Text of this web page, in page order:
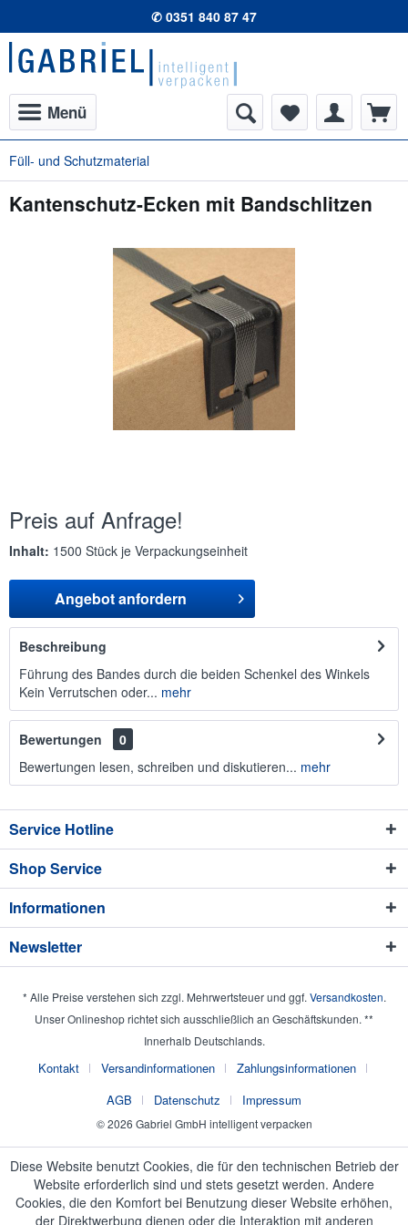
✆ 0351 840 87 47
Menü
Füll- und Schutzmaterial
Kantenschutz-Ecken mit Bandschlitzen
Preis auf Anfrage!
Inhalt: 1500 Stück je Verpackungseinheit
Angebot anfordern
Beschreibung
Führung des Bandes durch die beiden Schenkel des Winkels
Kein Verrutschen oder... mehr
Bewertungen
0
Bewertungen lesen, schreiben und diskutieren... mehr
Service Hotline
Shop Service
Informationen
Newsletter
* Alle Preise verstehen sich zzgl. Mehrwertsteuer und ggf. Versandkosten.
Unser Onlineshop richtet sich ausschließlich an Geschäftskunden. **
Innerhalb Deutschlands.
Kontakt Versandinformationen
Zahlungsinformationen
AGB
Datenschutz Impressum
© 2026 Gabriel GmbH intelligent verpacken
Diese Website benutzt Cookies, die für den technischen Betrieb der
Website erforderlich sind und stets gesetzt werden. Andere
Cookies, die den Komfort bei Benutzung dieser Website erhöhen,
der Direktwerbung dienen oder die Interaktion mit anderen